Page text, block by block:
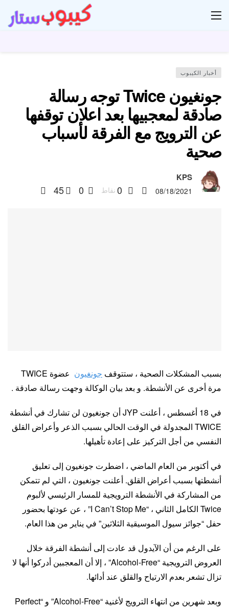
أخبار الكيبوب
جونغيون Twice توجه رسالة
صادقة لمعجبيها بعد اعلان توقفها
عن الترويج مع الفرقة لأسباب
صحية
KPS
08/18/2021
0 نقاط 0
45
بسبب المشكلات الصحية ، ستتوقف جونغيون
عضوة TWICE
مرة أخرى عن الأنشطة. و بعد بيان الوكالة وجهت رسالة صادقة .
في 18 أغسطس ، أعلنت JYP أن جونغيون لن تشارك في أنشطة
TWICE المجدولة في الوقت الحالي بسبب الذعر وأعراض القلق
النفسي من أجل التركيز على إعادة تأهيلها.
في أكتوبر من العام الماضي ، اضطرت جونغيون إلى تعليق
أنشطتها بسبب أعراض القلق. أعلنت جونغيون ، التي لم تتمكن
من المشاركة في الأنشطة الترويجية للمسار الرئيسي لألبوم
Twice الكامل الثاني ، “I Can’t Stop Me” ، عن عودتها بحضور
حفل “جوائز سيول الموسيقية الثلاثين” في يناير من هذا العام.
على الرغم من أن الآيدول قد عادت إلى أنشطة الفرقة خلال
العروض الترويجية “Alcohol-Free” ، إلا أن المعجبين أدركوا أنها لا
تزال تشعر بعدم الارتياح والقلق عند أدائها.
وبعد شهرين من انتهاء الترويج لأغنية “Alcohol-Free” و “Perfect